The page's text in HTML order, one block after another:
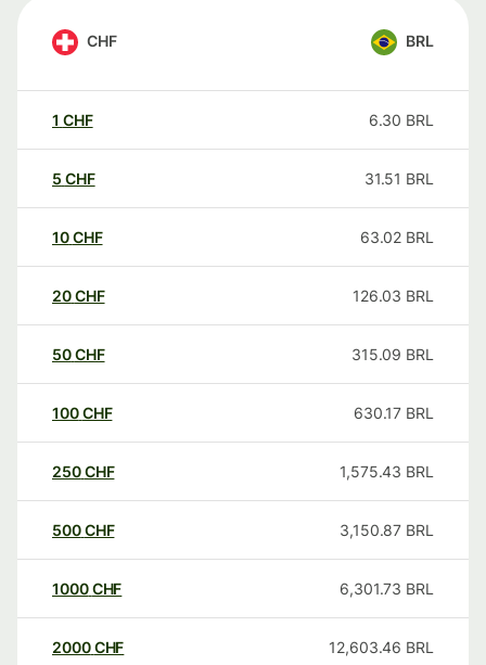
CHF BRL
1 CHF 6.30 BRL
5 CHF 31.51 BRL
10CHF 63.02 BRL
20CHF 126.03 BRL
50CHF 315.09 BRL
100CHF 630.17 BRL
250CHF 1,575.43 BRL
500CHF 3,150.87 BRL
1000CHF 6,301.73 BRL
2000CHF 12,603.46 BRL